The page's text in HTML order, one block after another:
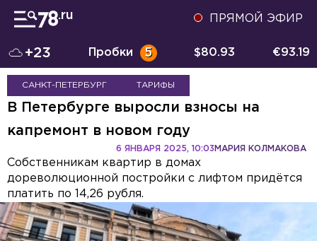
ПРЯМОЙ ЭФИР
+23 Пробки 5 $80.93 €93.19
САНКТ-ПЕТЕРБУРГ ТАРИФЫ
В Петербурге выросли взносы на
капремонт в новом году
МАРИЯ КОЛМАКОВА
6 ЯНВАРЯ 2025, 10:03
Собственникам квартир в домах
дореволюционной постройки с лифтом придётся
платить по 14,26 рубля.